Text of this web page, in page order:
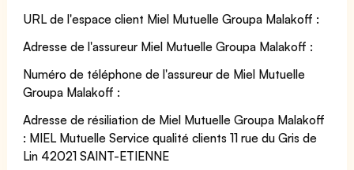
URL de l'espace client Miel Mutuelle Groupa Malakoff :
Adresse de l'assureur Miel Mutuelle Groupa Malakoff :
Numéro de téléphone de l'assureur de Miel Mutuelle
Groupa Malakoff :
Adresse de résiliation de Miel Mutuelle Groupa Malakoff
: MIEL Mutuelle Service qualité clients 11 rue du Gris de
Lin 42021 SAINT-ETIENNE